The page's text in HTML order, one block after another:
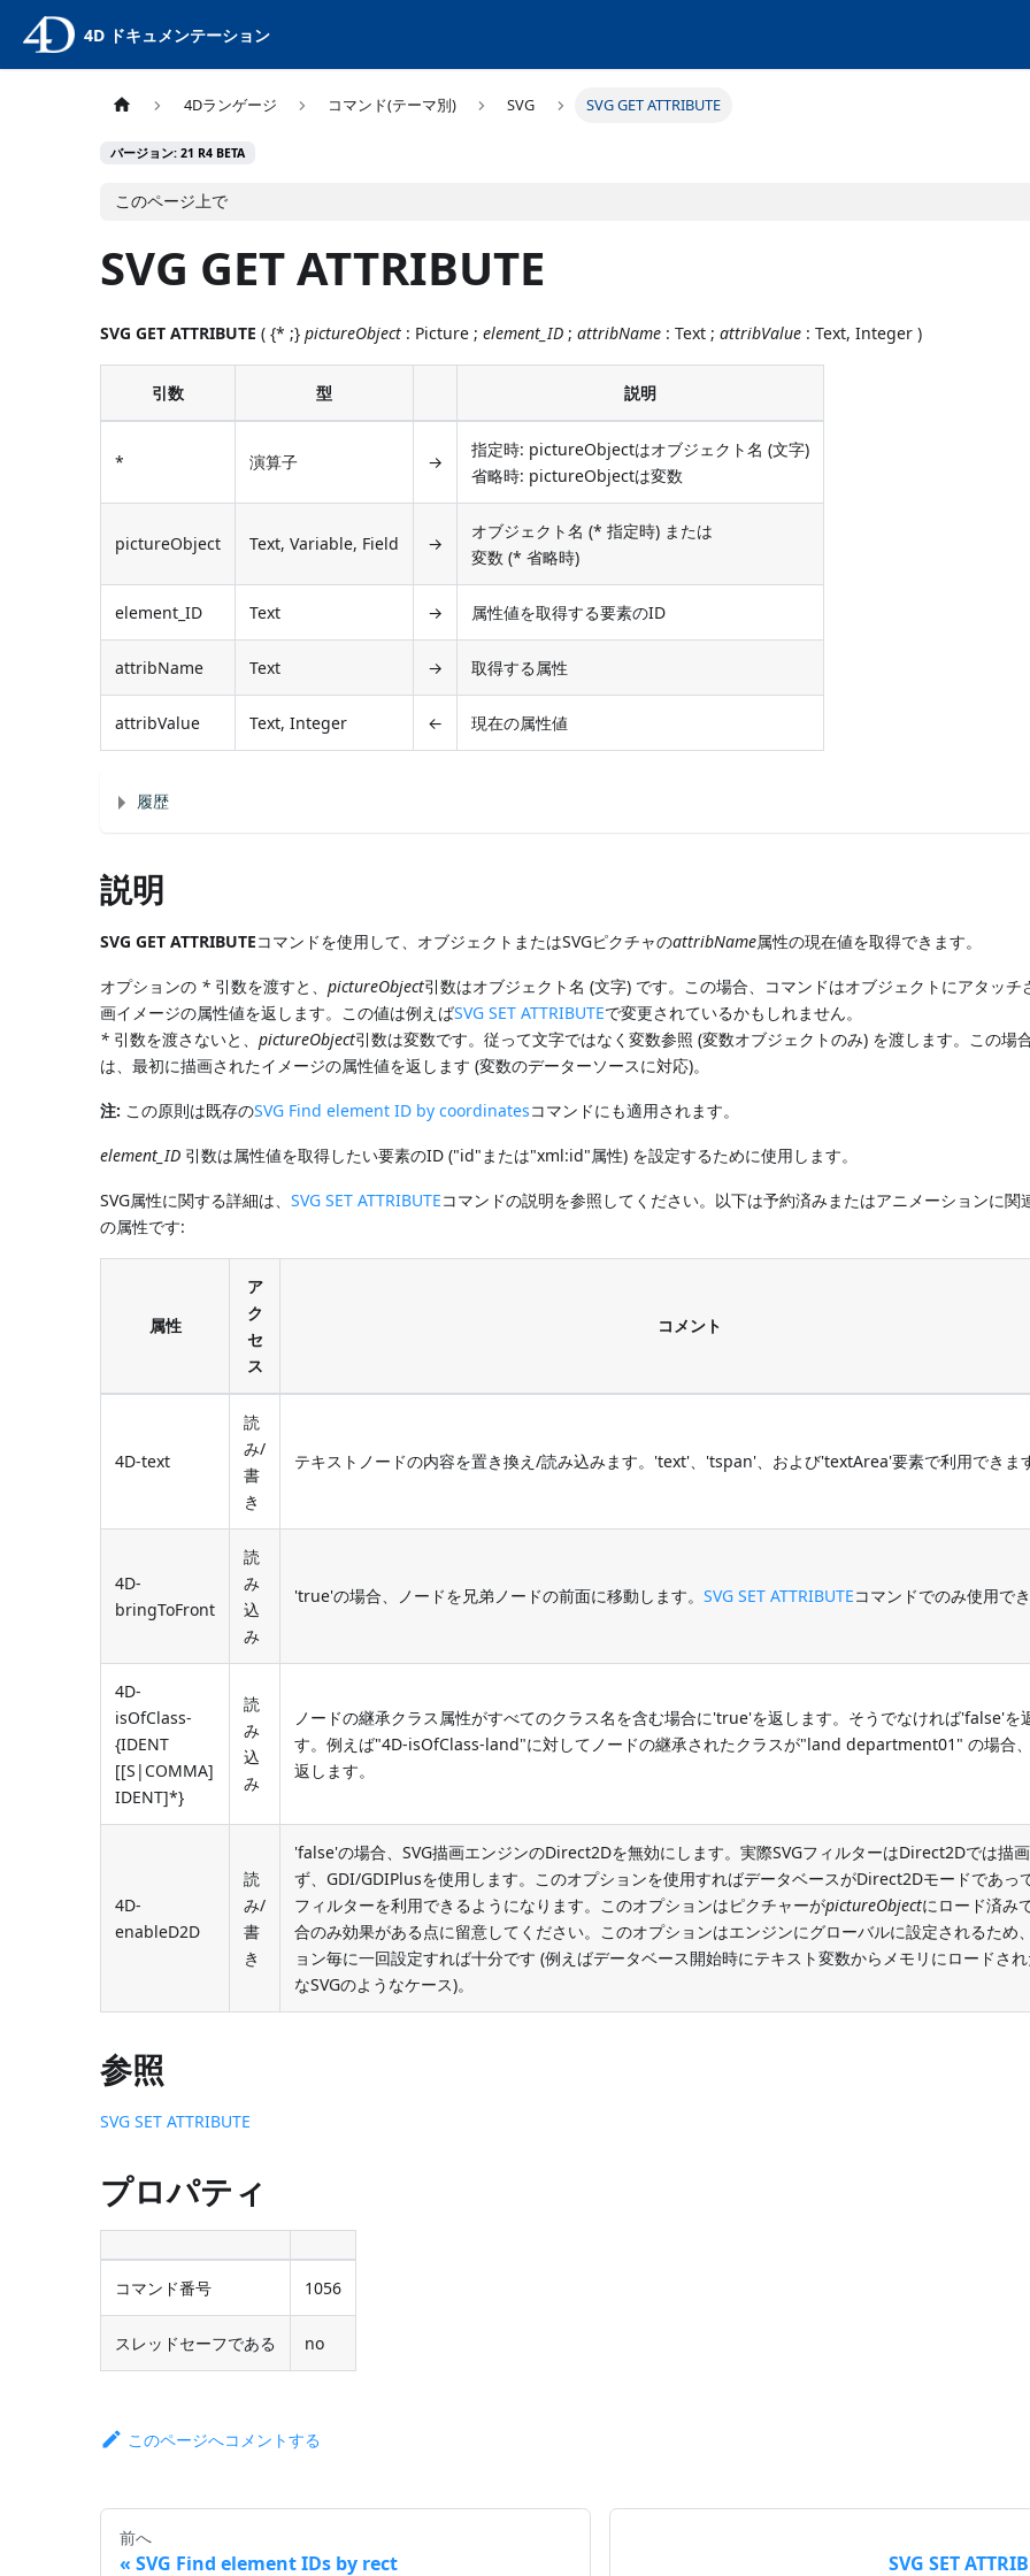
4D ドキュメンテーション
4Dランゲージ コマンド(テーマ別) SVG SVG GET ATTRIBUTE
バージョン: 21 R4 BETA
このページ上で
SVG GET ATTRIBUTE
SVG GET ATTRIBUTE ( {* ;}pictureObject : Picture ;element_ID ;attribName : Text ;attribValue : Text, Integer )
引数 型 説明
* 演算子 →
指定時: pictureObjectはオブジェクト名 (文字)
省略時: pictureObjectは変数
pictureObject Text, Variable, Field →
オブジェクト名 (* 指定時) または
変数 (* 省略時)
element_ID Text → 属性値を取得する要素のID
attribName Text → 取得する属性
attribValue Text, Integer ← 現在の属性値
履歴
説明
SVG GET ATTRIBUTEコマンドを使用して、オブジェクトまたはSVGピクチャのattribName属性の現在値を取得できます。
オプションの * 引数を渡すと、pictureObject引数はオブジェクト名 (文字) です。この場合、コマンドはオブジェクトにアタッチ
画イメージの属性値を返します。この値は例えばSVG SET ATTRIBUTEで変更されているかもしれません。
* 引数を渡さないと、pictureObject引数は変数です。従って文字ではなく変数参照 (変数オブジェクトのみ) を渡します。この場
は、最初に描画されたイメージの属性値を返します (変数のデーターソースに対応)。
注: この原則は既存のSVG Find element ID by coordinatesコマンドにも適用されます。
element_ID 引数は属性値を取得したい要素のID ("id"または"xml:id"属性) を設定するために使用します。
SVG属性に関する詳細は、SVG SET ATTRIBUTEコマンドの説明を参照してください。以下は予約済みまたはアニメーションに関
の属性です:
属性
ア
ク
セ
ス
コメント
4D-text
読
み/
書
き
テキストノードの内容を置き換え/読み込みます。'text'、'tspan'、および'textArea'要素で利用できま
4D-
bringToFront
読
み
込
み
'true'の場合、ノードを兄弟ノードの前面に移動します。SVG SET ATTRIBUTEコマンドでのみ使用で
4D-
isOfClass-
{IDENT
[[S|COMMA]
IDENT]*}
読
み
込
み
ノードの継承クラス属性がすべてのクラス名を含む場合に'true'を返します。そうでなければ'false'を
す。例えば"4D-isOfClass-land"に対してノードの継承されたクラスが"land department01" の場合
返します。
4D-
enableD2D
読
み/
書
き
'false'の場合、SVG描画エンジンのDirect2Dを無効にします。実際SVGフィルターはDirect2Dでは描
ず、GDI/GDIPlusを使用します。このオプションを使用すればデータベースがDirect2Dモードであっ
フィルターを利用できるようになります。このオプションはピクチャーがpictureObjectにロード済み
合のみ効果がある点に留意してください。このオプションはエンジンにグローバルに設定されるため
ョン毎に一回設定すれば十分です (例えばデータベース開始時にテキスト変数からメモリにロードさ
なSVGのようなケース)。
参照
SVG SET ATTRIBUTE
プロパティ
コマンド番号 1056
スレッドセーフである no
このページへコメントする
前へ
SVG Find element IDs by rect SVG SET